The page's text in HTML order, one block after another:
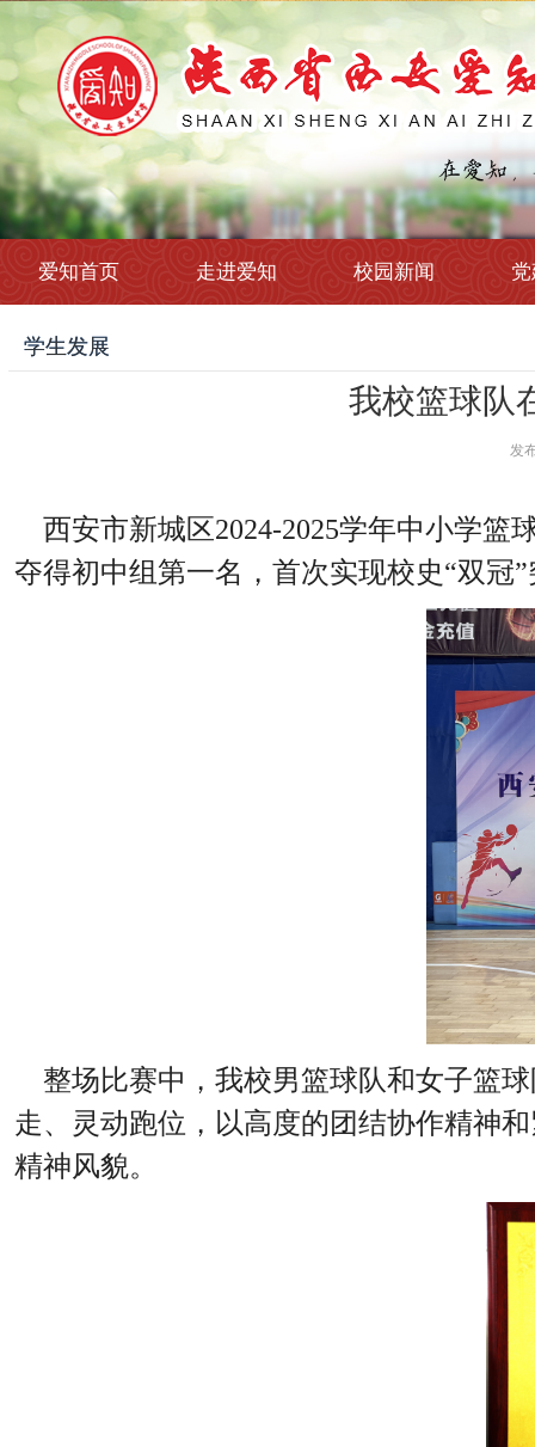
爱知首页 走进爱知 校园新闻
学生发展
我校篮球队
发
西安市新城区2024-2025学年中小学篮
夺得初中组第一名，首次实现校史“双冠
整场比赛中，我校男篮球队和女子篮
走、灵动跑位，以高度的团结协作精神
精神风貌。